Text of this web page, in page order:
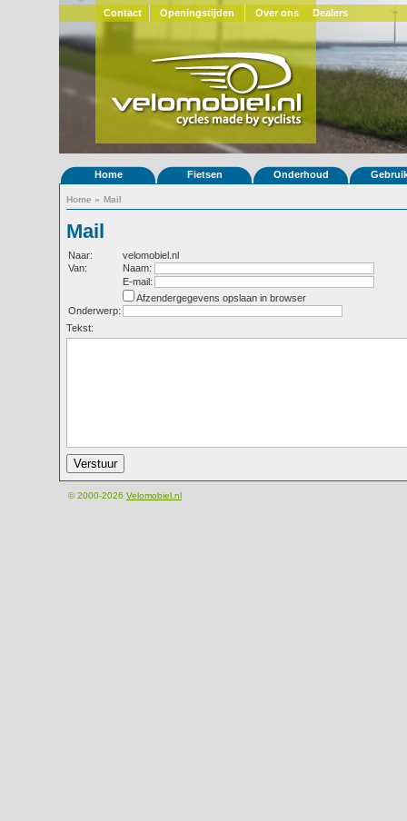
Contact Openingstijden Over ons Dealers
Home Fietsen Onderhoud
Home » Mail
Mail
Naar:
velomobiel.nl
Van:
Naam:
E-mail:
Afzendergegevens opslaan in browser
Onderwerp:
Tekst:
© 2000-2026 Velomobiel.nl